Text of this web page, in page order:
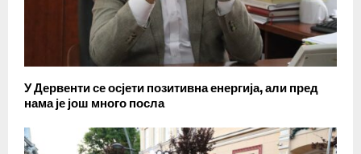
У Дервенти се осјети позитивна енергија, али пред
нама је још много посла